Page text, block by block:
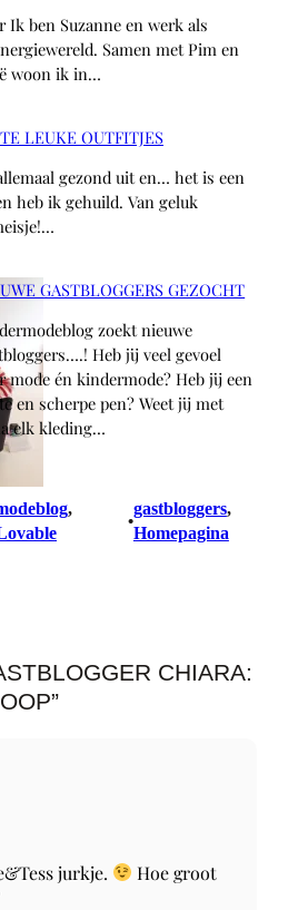
Ik ben Suzanne en werk als
Samen met Pim en
woon ik in…
LEUKE OUTFITJES
gezond uit en… het is een
heb ik gehuild. Van geluk
GASTBLOGGERS GEZOCHT
zoekt nieuwe
Heb jij veel gevoel
mode én kindermode? Heb jij een
en scherpe pen? Weet jij met
elk kleding…
•
gastbloggers ,
Homepagina
CHIARA:
jurkje.
Hoe groot